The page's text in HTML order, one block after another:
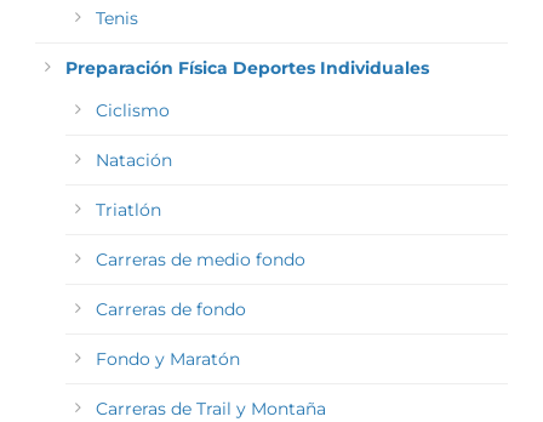
Tenis
Preparación Física Deportes Individuales
Ciclismo
Natación
Triatlón
Carreras de medio fondo
Carreras de fondo
Fondo y Maratón
Carreras de Trail y Montaña